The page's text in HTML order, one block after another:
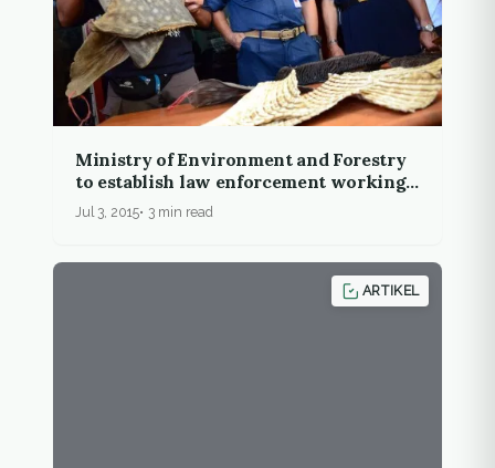
Ministry of Environment and Forestry
to establish law enforcement working
unit in local level
Jul 3, 2015 3 min read
ARTIKEL